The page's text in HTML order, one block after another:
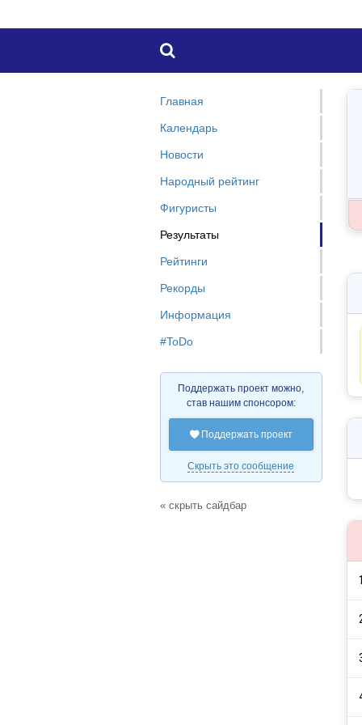

1.
Главная
Календарь
Новости
Народный рейтинг
Фигуристы
Результаты
Рейтинги
Рекорды
Информация
#ToDo
Поддержать проект можно,
став нашим спонсором:
Поддержать проект
Скрыть это сообщение
« скрыть сайдбар